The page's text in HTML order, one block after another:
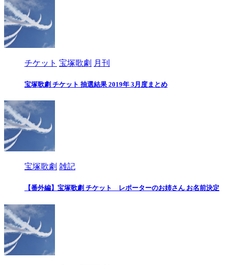
チケット 宝塚歌劇 月刊
宝塚歌劇 チケット 抽選結果 2019年 3月度まとめ
宝塚歌劇 雑記
【番外編】宝塚歌劇 チケット レポーターのお姉さん お名前決定